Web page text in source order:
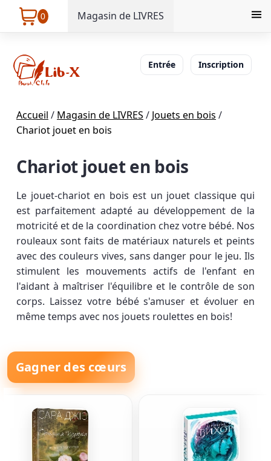
0 Magasin de LIVRES
Entrée Inscription
Accueil / Magasin de LIVRES / Jouets en bois /
Chariot jouet en bois
Chariot jouet en bois
Le jouet-chariot en bois est un jouet classique qui
est parfaitement adapté au développement de la
motricité et de la coordination chez votre bébé. Nos
rouleaux sont faits de matériaux naturels et peints
avec des couleurs vives, sans danger pour le jeu. Ils
stimulent les mouvements actifs de l'enfant en
l'aidant à maîtriser l'équilibre et le contrôle de son
corps. Laissez votre bébé s'amuser et évoluer en
même temps avec nos jouets roulettes en bois!
Gagner des cœurs